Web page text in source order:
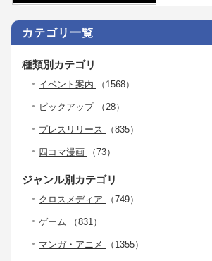
カテゴリ一覧
種類別カテゴリ
イベント案内 （1568）
ピックアップ （28）
プレスリリース （835）
四コマ漫画 （73）
ジャンル別カテゴリ
クロスメディア （749）
ゲーム （831）
マンガ・アニメ （1355）